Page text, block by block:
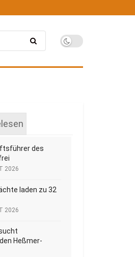
des
2026
laden zu 32
2026
Heßmer-